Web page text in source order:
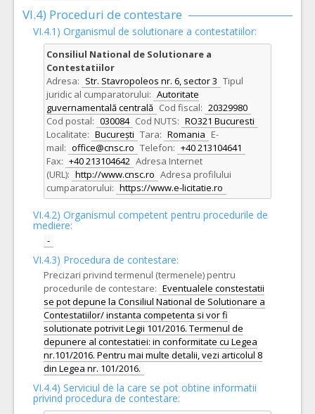
VI.4) Proceduri de contestare
VI.4.1) Organismul de solutionare a contestatiilor:
Consiliul National de Solutionare a
Contestatiilor
Adresa: Str. Stavropoleos nr. 6, sector 3 Tipul
juridic al cumparatorului: Autoritate
guvernamentală centrală Cod fiscal: 20329980
Cod postal: 030084 Cod NUTS: RO321 Bucuresti
Localitate: București Tara: Romania E-
mail: office@cnsc.ro Telefon: +40 213104641
Fax: +40 213104642 Adresa Internet
(URL): http://www.cnsc.ro Adresa profilului
cumparatorului: https://www.e-licitatie.ro
VI.4.2) Organismul competent pentru procedurile de
mediere:
-
VI.4.3) Procedura de contestare:
Precizari privind termenul (termenele) pentru
procedurile de contestare: Eventualele constestatii
se pot depune la Consiliul National de Solutionare a
Contestatiilor/ instanta competenta si vor fi
solutionate potrivit Legii 101/2016. Termenul de
depunere al contestatiei: in conformitate cu Legea
nr.101/2016. Pentru mai multe detalii, vezi articolul 8
din Legea nr. 101/2016.
VI.4.4) Serviciul de la care se pot obtine informatii
privind procedura de contestare: